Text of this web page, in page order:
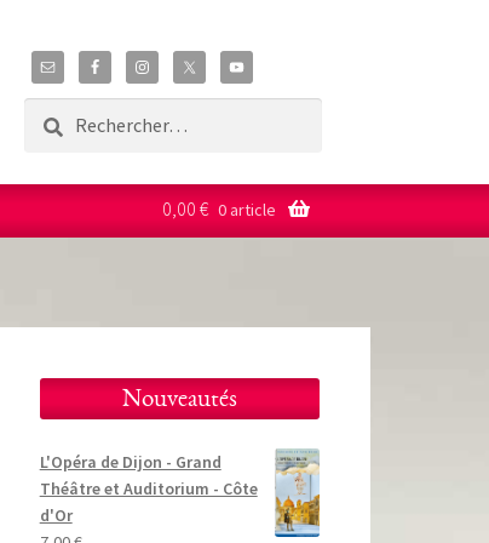
0,00 € 0 article
Nouveautés
L'Opéra de Dijon - Grand
Théâtre et Auditorium - Côte
d'Or